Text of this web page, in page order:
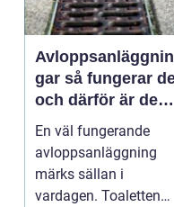
Avloppsanläggnin
gar så fungerar de
och därför är de
viktigare än många
tror
En väl fungerande
avloppsanläggning
märks sällan i
vardagen. Toaletten